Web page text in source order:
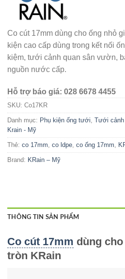
Co cút 17mm dùng cho ống nhỏ
kiện cao cấp dùng trong kết nối
kiệm, tưới cảnh quan sân vườn,
nguồn nước cấp.
Hỗ trợ báo giá: 028 6678 4455
SKU: Co17KR
Danh mục: Phụ kiện ống tưới Tưới cảnh
Krain - Mỹ
Thẻ: co 17mm co ldpe co ống 17mm
Brand: KRain – Mỹ
THÔNG TIN SẢN PHẨM
Co cút 17mm dùng
tròn KRain